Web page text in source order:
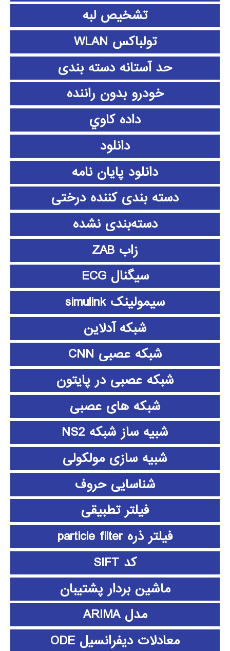
تشخیص لبه
تولباکس WLAN
حد آستانه دسته بندی
خودرو بدون راننده
داده كاوي
دانلود
دانلود پايان نامه
دسته بندی کننده درختی
دسته‌بندی نشده
زاب ZAB
سیگنال ECG
سیمولینک simulink
شبکه آدلاین
شبکه عصبی CNN
شبکه عصبی در پایتون
شبکه های عصبی
شبیه ساز شبکه NS2
شبیه سازی مولکولی
شناسایی حروف
فیلتر تطبیقی
فیلتر ذره particle filter
کد SIFT
ماشین بردار پشتیبان
مدل ARIMA
معادلات دیفرانسیل ODE